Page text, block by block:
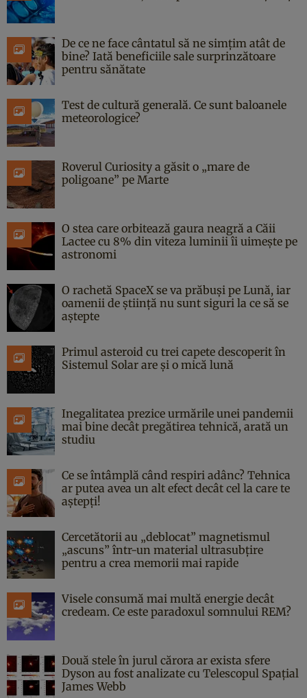
De ce ne face cântatul să ne simțim atât de
bine? Iată beneficiile sale surprinzătoare
pentru sănătate
Test de cultură generală. Ce sunt baloanele
meteorologice?
Roverul Curiosity a găsit o „mare de
poligoane” pe Marte
O stea care orbitează gaura neagră a Căii
Lactee cu 8% din viteza luminii îi uimește pe
astronomi
O rachetă SpaceX se va prăbuși pe Lună, iar
oamenii de știință nu sunt siguri la ce să se
aștepte
Primul asteroid cu trei capete descoperit în
Sistemul Solar are și o mică lună
Inegalitatea prezice urmările unei pandemii
mai bine decât pregătirea tehnică, arată un
studiu
Ce se întâmplă când respiri adânc? Tehnica
ar putea avea un alt efect decât cel la care te
aștepți!
Cercetătorii au „deblocat” magnetismul
„ascuns” într-un material ultrasubțire
pentru a crea memorii mai rapide
Visele consumă mai multă energie decât
credeam. Ce este paradoxul somnului REM?
Două stele în jurul cărora ar exista sfere
Dyson au fost analizate cu Telescopul Spațial
James Webb